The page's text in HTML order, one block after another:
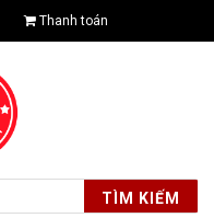
Thanh toán
TÌM KIẾM